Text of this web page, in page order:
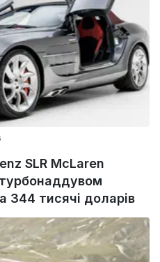
SLR McLaren
344 тисячі доларів